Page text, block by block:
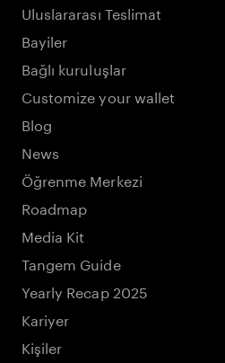
Uluslararası Teslimat
Bayiler
Bağlı kuruluşlar
Customize your wallet
Blog
News
Öğrenme Merkezi
Roadmap
Media Kit
Tangem Guide
Yearly Recap 2025
Kariyer
Kişiler